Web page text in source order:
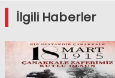
İlgili Haberler